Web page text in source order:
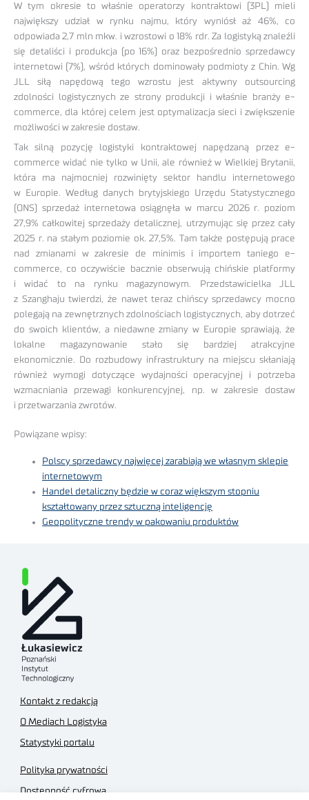
W tym okresie to właśnie operatorzy kontraktowi (3PL) mieli
największy udział w rynku najmu, który wyniósł aż 46%, co
odpowiada 2,7 mln mkw. i wzrostowi o 18% rdr. Za logistyką znaleźli
się detaliści i produkcja (po 16%) oraz bezpośrednio sprzedawcy
internetowi (7%), wśród których dominowały podmioty z Chin. Wg
JLL siłą napędową tego wzrostu jest aktywny outsourcing
zdolności logistycznych ze strony produkcji i właśnie branży e-
commerce, dla której celem jest optymalizacja sieci i zwiększenie
możliwości w zakresie dostaw.
Tak silną pozycję logistyki kontraktowej napędzaną przez e-
commerce widać nie tylko w Unii, ale również w Wielkiej Brytanii,
która ma najmocniej rozwinięty sektor handlu internetowego
w Europie. Według danych brytyjskiego Urzędu Statystycznego
(ONS) sprzedaż internetowa osiągnęła w marcu 2026 r. poziom
27,9% całkowitej sprzedaży detalicznej, utrzymując się przez cały
2025 r. na stałym poziomie ok. 27,5%. Tam także postępują prace
nad zmianami w zakresie de minimis i importem taniego e-
commerce, co oczywiście bacznie obserwują chińskie platformy
i widać to na rynku magazynowym. Przedstawicielka JLL
z Szanghaju twierdzi, że nawet teraz chińscy sprzedawcy mocno
polegają na zewnętrznych zdolnościach logistycznych, aby dotrzeć
do swoich klientów, a niedawne zmiany w Europie sprawiają, że
lokalne magazynowanie stało się bardziej atrakcyjne
ekonomicznie. Do rozbudowy infrastruktury na miejscu skłaniają
również wymogi dotyczące wydajności operacyjnej i potrzeba
wzmacniania przewagi konkurencyjnej, np. w zakresie dostaw
i przetwarzania zwrotów.
Powiązane wpisy:
Polscy sprzedawcy najwięcej zarabiają we własnym sklepie
internetowym
Handel detaliczny będzie w coraz większym stopniu
kształtowany przez sztuczną inteligencję
Geopolityczne trendy w pakowaniu produktów
Kontakt z redakcją
O Mediach Logistyka
Statystyki portalu
Polityka prywatności
Dostępność cyfrowa